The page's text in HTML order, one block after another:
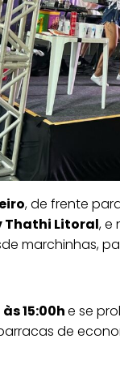
, de frente
Thathi Litoral, e
marchinhas,
15:00he se
de